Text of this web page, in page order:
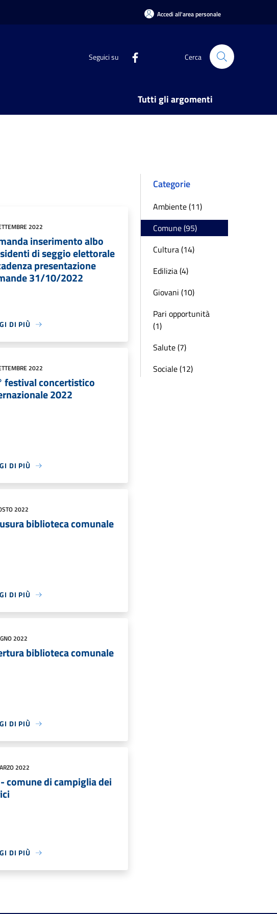
Accedi all'area personale
Seguici su Cerca
Tutti gli argomenti
2022
inserimento albo
di seggio elettorale
presentazione
31/10/2022
DI PIÙ
2022
festival concertistico
2022
DI PIÙ
2022
biblioteca comunale
DI PIÙ
2022
biblioteca comunale
DI PIÙ
2022
comune di campiglia dei
DI PIÙ
Categorie
Ambiente (11)
Comune (95)
Cultura (14)
Edilizia (4)
Giovani (10)
Pari opportunità
(1)
Salute (7)
Sociale (12)